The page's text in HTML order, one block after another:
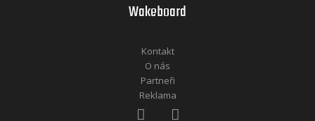
Wakeboard
Kontakt
O nás
Partneři
Reklama